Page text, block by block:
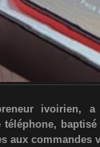
ivoirien, a
téléphone, baptisé
aux commandes